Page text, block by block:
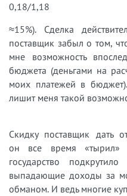
0,18/1,18
≈15%). Сделка
поставщик забыл о том,
мне возможность
бюджета (деньгами на
моих платежей в
лишит меня такой
Скидку поставщик дать
он все время «тырил»
государство подкрутило
выпадающие доходы за
обманом. И ведь многие